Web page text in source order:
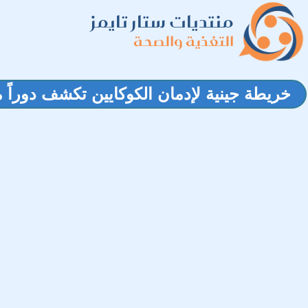
منتديات ستار تايمز
التغذية والصحة
خريطة جينية لإدمان الكوكايين تكشف دوراً